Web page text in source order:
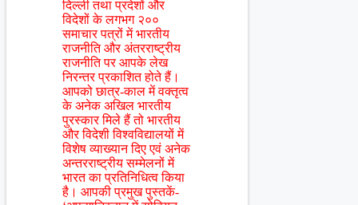
दिल्ली तथा प्रदेशों और
विदेशों के लगभग २००
समाचार पत्रों में भारतीय
राजनीति और अंतरराष्ट्रीय
राजनीति पर आपके लेख
निरन्तर प्रकाशित होते हैं।
आपको छात्र-काल में वक्तृत्व
के अनेक अखिल भारतीय
पुरस्कार मिले हैं तो भारतीय
और विदेशी विश्वविद्यालयों में
विशेष व्याख्यान दिए एवं अनेक
अन्तरराष्ट्रीय सम्मेलनों में
भारत का प्रतिनिधित्व किया
है। आपकी प्रमुख पुस्तकें-